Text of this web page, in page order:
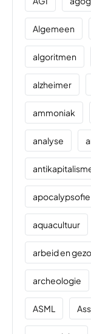
Algemeen
algoritmen
alzheimer
ammoniak
analyse
apocalypsofie
aquacultuur
arbeid en
archeologie
ASML